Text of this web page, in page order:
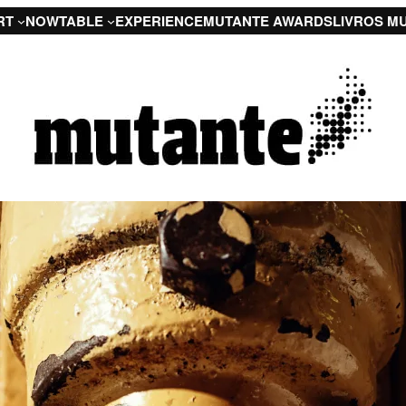
NOWTABLE EXPERIENCEMUTANTE AWARDSLIVROS